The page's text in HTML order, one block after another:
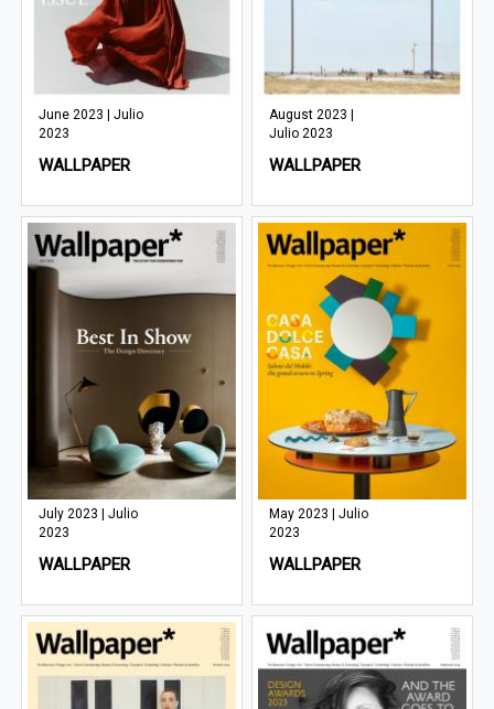
June 2023 | Julio
2023
WALLPAPER
August 2023 |
Julio 2023
WALLPAPER
July 2023 | Julio
2023
WALLPAPER
May 2023 | Julio
2023
WALLPAPER